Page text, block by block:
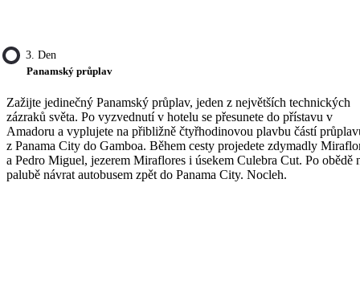
3. Den
Panamský průplav
Zažijte jedinečný Panamský průplav, jeden z největších technických
zázraků světa. Po vyzvednutí v hotelu se přesunete do přístavu v
Amadoru a vyplujete na přibližně čtyřhodinovou plavbu částí
z Panama City do Gamboa. Během cesty projedete zdymadly
a Pedro Miguel, jezerem Miraflores i úsekem Culebra Cut. Po obědě
palubě návrat autobusem zpět do Panama City. Nocleh.